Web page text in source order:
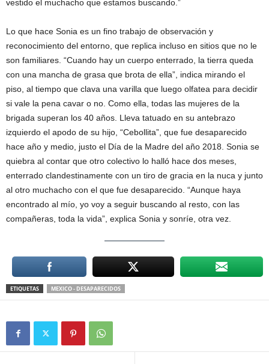
vestido el muchacho que estamos buscando.”
Lo que hace Sonia es un fino trabajo de observación y
reconocimiento del entorno, que replica incluso en sitios que no le
son familiares. “Cuando hay un cuerpo enterrado, la tierra queda
con una mancha de grasa que brota de ella”, indica mirando el
piso, al tiempo que clava una varilla que luego olfatea para decidir
si vale la pena cavar o no. Como ella, todas las mujeres de la
brigada superan los 40 años. Lleva tatuado en su antebrazo
izquierdo el apodo de su hijo, “Cebollita”, que fue desaparecido
hace año y medio, justo el Día de la Madre del año 2018. Sonia se
quiebra al contar que otro colectivo lo halló hace dos meses,
enterrado clandestinamente con un tiro de gracia en la nuca y junto
al otro muchacho con el que fue desaparecido. “Aunque haya
encontrado al mío, yo voy a seguir buscando al resto, con las
compañeras, toda la vida”, explica Sonia y sonríe, otra vez.
ETIQUETAS MEXICO - DESAPARECIDOS